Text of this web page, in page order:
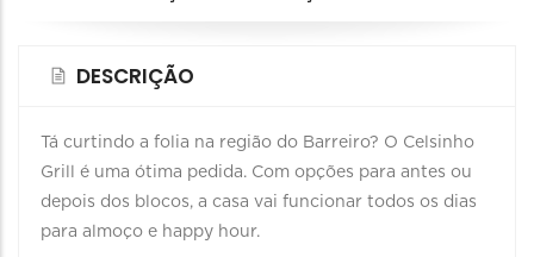
DESCRIÇÃO
Tá curtindo a folia na região do Barreiro? O Celsinho
Grill é uma ótima pedida. Com opções para antes ou
depois dos blocos, a casa vai funcionar todos os dias
para almoço e happy hour.